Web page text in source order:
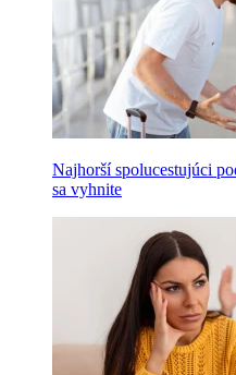
Najhorší spolucestujúci
sa vyhnite